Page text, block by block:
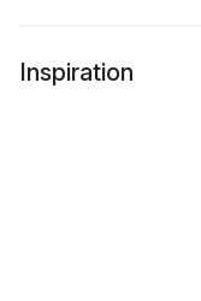
Inspiration